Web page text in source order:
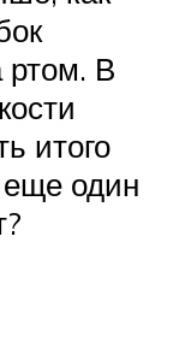
ртом. В
итого
еще один